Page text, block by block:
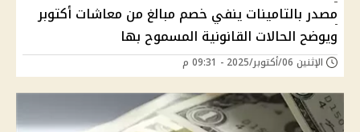
مصدر بالتامينات ينفي خصم مبالغ من معاشات أكتوبر
ويوضح الحالات القانونية المسموح بها
الإثنين 06/أكتوبر/2025 - 09:31 م